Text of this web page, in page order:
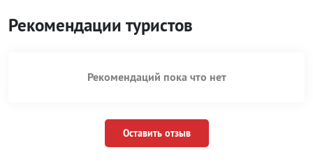
Рекомендации туристов
Рекомендаций пока что нет
Оставить отзыв